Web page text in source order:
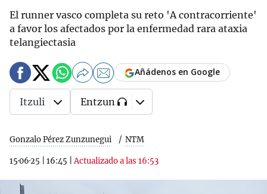
El runner vasco completa su reto 'A contracorriente'
a favor los afectados por la enfermedad rara ataxia
telangiectasia
Gonzalo Pérez Zunzunegui NTM
15·06·25 16:45 |Actualizado a las 16:53
Añádenos en Google
Itzuli Entzun